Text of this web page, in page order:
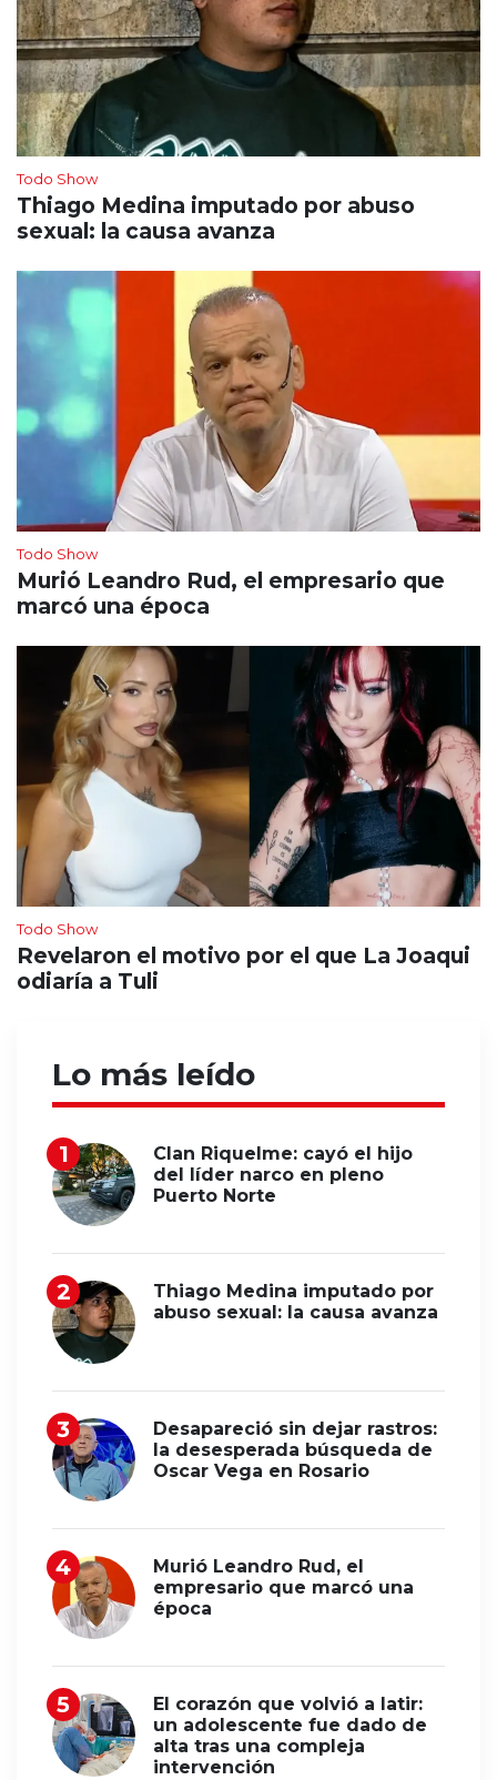
Todo Show
Thiago Medina imputado por abuso
sexual: la causa avanza
Todo Show
Murió Leandro Rud, el empresario que
marcó una época
Todo Show
Revelaron el motivo por el que La Joaqui
odiaría a Tuli
Lo más leído
Clan Riquelme: cayó el hijo
del líder narco en pleno
Puerto Norte
Thiago Medina imputado por
abuso sexual: la causa avanza
Desapareció sin dejar rastros:
la desesperada búsqueda de
Oscar Vega en Rosario
Murió Leandro Rud, el
empresario que marcó una
época
El corazón que volvió a latir:
un adolescente fue dado de
alta tras una compleja
intervención